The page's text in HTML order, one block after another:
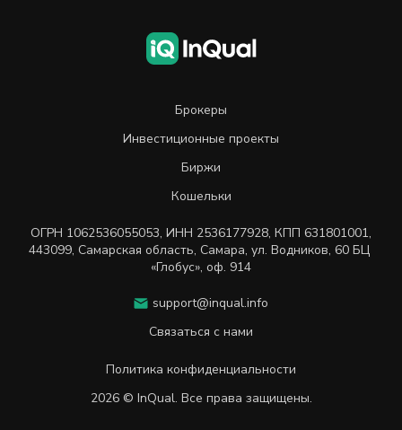
Брокеры
Инвестиционные проекты
Биржи
Кошельки
ОГРН 1062536055053, ИНН 2536177928, КПП 631801001,
443099, Самарская область, Самара, ул. Водников, 60 БЦ
«Глобус», оф. 914
support@inqual.info
Связаться с нами
Политика конфиденциальности
2026 © InQual. Все права защищены.